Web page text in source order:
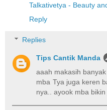
Talkativetya - Beauty
Reply
Replies
Tips Cantik Manda
aaah makasih
mba Tya juga keren
nya.. ayook mba